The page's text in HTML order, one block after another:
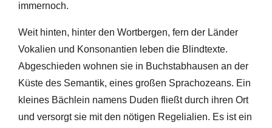
immernoch.
Weit hinten, hinter den Wortbergen, fern der Länder
Vokalien und Konsonantien leben die Blindtexte.
Abgeschieden wohnen sie in Buchstabhausen an der
Küste des Semantik, eines großen Sprachozeans. Ein
kleines Bächlein namens Duden fließt durch ihren Ort
und versorgt sie mit den nötigen Regelialien. Es ist ein